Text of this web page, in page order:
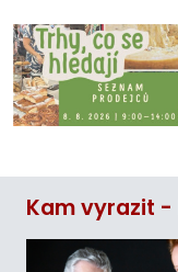
Kam vyrazit -